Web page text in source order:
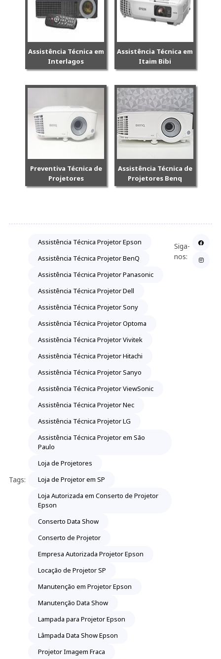
Assistência Técnica em
Interlagos
Assistência Técnica em
Itaim Bibi
Preventiva Técnica de
Projetores
Assistência Técnica de
Projetores Benq
Tags:
Assistência Técnica Projetor Epson
Assistência Técnica Projetor BenQ
Assistência Técnica Projetor Panasonic
Assistência Técnica Projetor Dell
Assistência Técnica Projetor Sony
Assistência Técnica Projetor Optoma
Assistência Técnica Projetor Vivitek
Assistência Técnica Projetor Hitachi
Assistência Técnica Projetor Sanyo
Assistência Técnica Projetor ViewSonic
Assistência Técnica Projetor Nec
Assistência Técnica Projetor LG
Assistência Técnica Projetor em São
Paulo
Loja de Projetores
Loja de Projetor em SP
Loja Autorizada em Conserto de Projetor
Epson
Conserto Data Show
Conserto de Projetor
Empresa Autorizada Projetor Epson
Locação de Projetor SP
Manutenção em Projetor Epson
Manutenção Data Show
Lampada para Projetor Epson
Lâmpada Data Show Epson
Projetor Imagem Fraca
Siga-
nos: